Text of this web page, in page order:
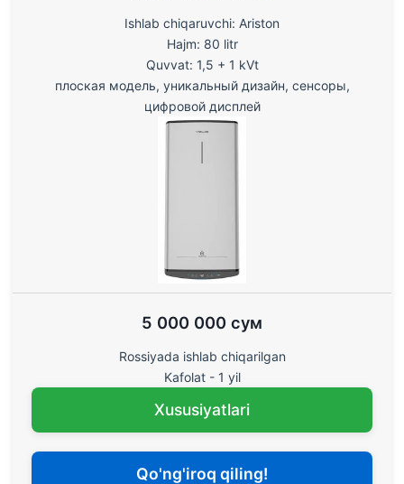
Ishlab chiqaruvchi: Ariston
Hajm: 80 litr
Quvvat: 1,5 + 1 kVt
плоская модель, уникальный дизайн, сенсоры,
цифровой дисплей
5 000 000 сум
Rossiyada ishlab chiqarilgan
Kafolat - 1 yil
Xususiyatlari
Qo'ng'iroq qiling!